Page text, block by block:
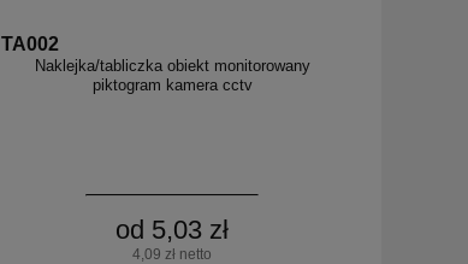
TA002
Naklejka/tabliczka obiekt monitorowany
piktogram kamera cctv
od 5,03 zł
4,09 zł netto